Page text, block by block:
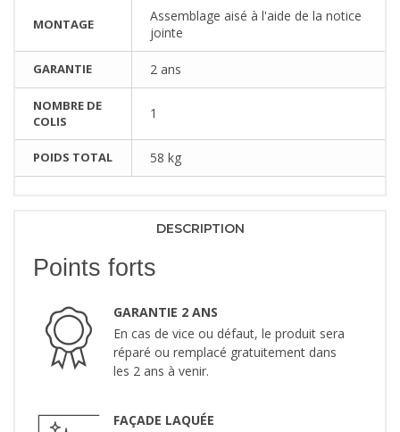
MONTAGE
Assemblage aisé à l'aide de la notice
jointe
GARANTIE 2 ans
NOMBRE DE
COLIS
1
POIDS TOTAL 58 kg
DESCRIPTION
Points forts
GARANTIE 2 ANS
En cas de vice ou défaut, le produit sera
réparé ou remplacé gratuitement dans
les 2 ans à venir.
FAÇADE LAQUÉE